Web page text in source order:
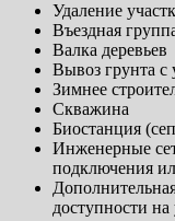
Удаление
Въездная
Валка деревьев
Вывоз грунта с
Зимнее
Скважина
Биостанция
Инженерные
подключения
доступности на